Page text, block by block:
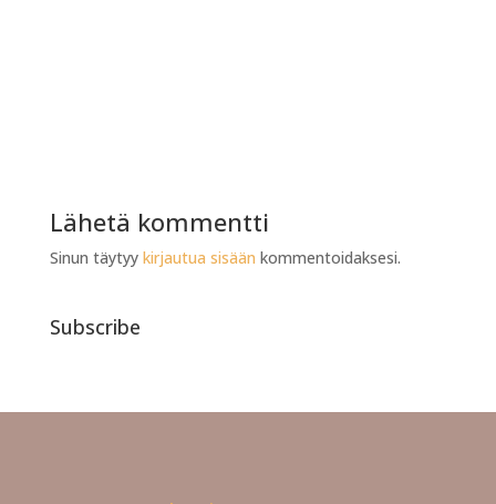
Lähetä kommentti
Sinun täytyy kirjautua sisään kommentoidaksesi.
Subscribe